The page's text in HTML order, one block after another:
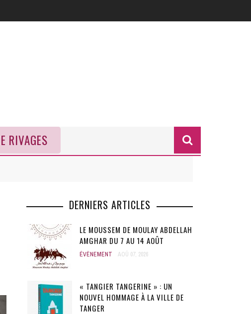
RIVAGES
DERNIERS ARTICLES
LE MOUSSEM DE MOULAY ABDELLAH
AMGHAR DU 7 AU 14 AOÛT
ÉVÈNEMENT AOÛ 07, 2026
« TANGIER TANGERINE » : UN
NOUVEL HOMMAGE À LA VILLE DE
TANGER